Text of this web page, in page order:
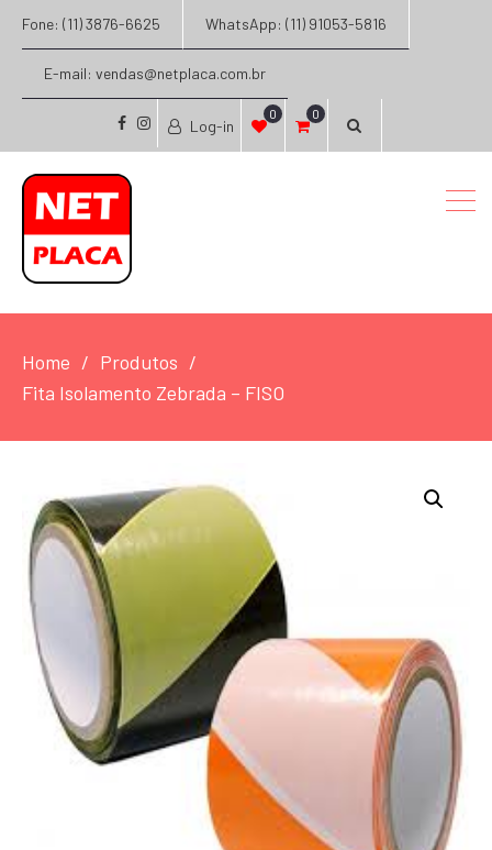
Fone: (11) 3876-6625 WhatsApp: (11) 91053-5816
E-mail: vendas@netplaca.com.br
facebook
instagram
Log-in
0 0
Home
Produtos
Fita Isolamento Zebrada – FISO